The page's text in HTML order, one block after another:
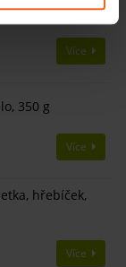
200 ml
Více
350 g
Více
hřebíček,
Více